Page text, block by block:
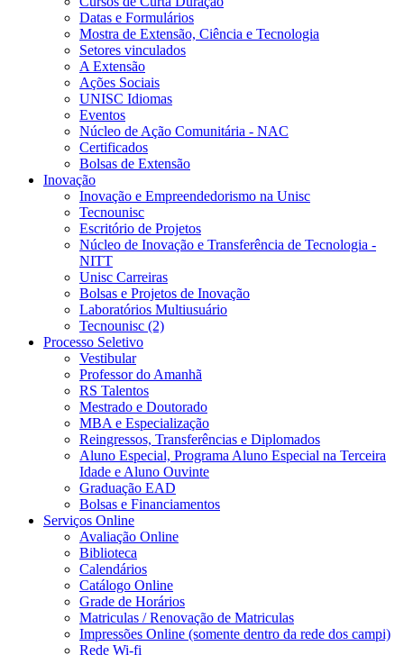
Datas e Formulários
Mostra de Extensão, Ciência e Tecnologia
Setores vinculados
A Extensão
Ações Sociais
UNISC Idiomas
Eventos
Núcleo de Ação Comunitária - NAC
Certificados
Bolsas de Extensão
Inovação
Inovação e Empreendedorismo na Unisc
Tecnounisc
Escritório de Projetos
Núcleo de Inovação e Transferência de Tecnologia -
NITT
Unisc Carreiras
Bolsas e Projetos de Inovação
Laboratórios Multiusuário
Tecnounisc (2)
Processo Seletivo
Vestibular
Professor do Amanhã
RS Talentos
Mestrado e Doutorado
MBA e Especialização
Reingressos, Transferências e Diplomados
Aluno Especial, Programa Aluno Especial na Terceira
Idade e Aluno Ouvinte
Graduação EAD
Bolsas e Financiamentos
Serviços Online
Avaliação Online
Biblioteca
Calendários
Catálogo Online
Grade de Horários
Matriculas / Renovação de Matriculas
Impressões Online (somente dentro da rede dos campi)
Rede Wi-fi